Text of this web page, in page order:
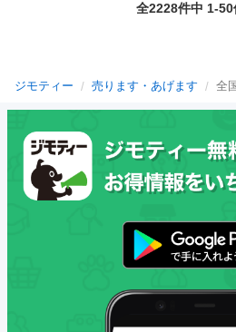
全2228件中 1-50
ジモティー 売ります・あげます 全